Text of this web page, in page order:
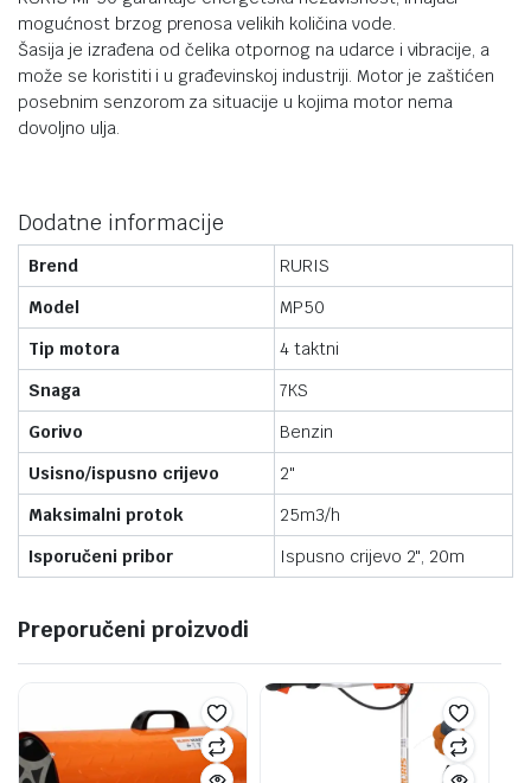
mogućnost brzog prenosa velikih količina vode.
Šasija je izrađena od čelika otpornog na udarce i vibracije, a
može se koristiti i u građevinskoj industriji. Motor je zaštićen
posebnim senzorom za situacije u kojima motor nema
dovoljno ulja.
Dodatne informacije
Brend
RURIS
Model
MP50
Tip motora
4 taktni
Snaga
7KS
Gorivo
Benzin
Usisno/ispusno crijevo
2"
Maksimalni protok
25m3/h
Isporučeni pribor
Ispusno crijevo 2", 20m
Preporučeni proizvodi